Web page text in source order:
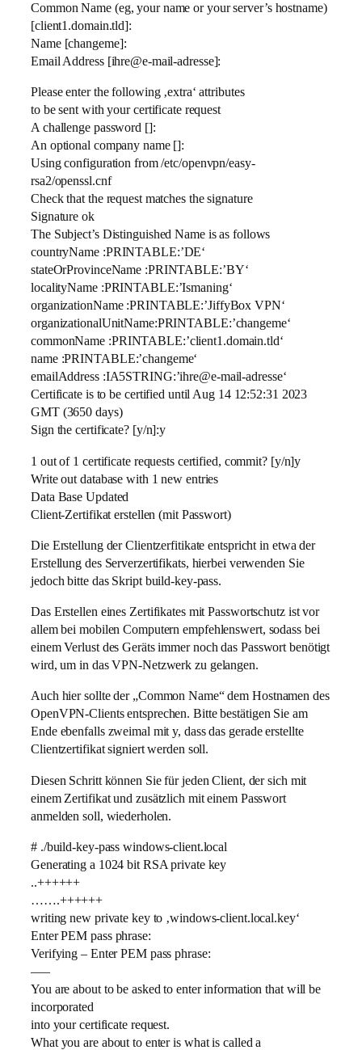
Common Name (eg, your name or your server’s hostname)
[client1.domain.tld]:
Name [changeme]:
Email Address [ihre@e-mail-adresse]:
Please enter the following ‚extra‘ attributes
to be sent with your certificate request
A challenge password []:
An optional company name []:
Using configuration from /etc/openvpn/easy-
rsa2/openssl.cnf
Check that the request matches the signature
Signature ok
The Subject’s Distinguished Name is as follows
countryName :PRINTABLE:’DE‘
stateOrProvinceName :PRINTABLE:’BY‘
localityName :PRINTABLE:’Ismaning‘
organizationName :PRINTABLE:’JiffyBox VPN‘
organizationalUnitName:PRINTABLE:’changeme‘
commonName :PRINTABLE:’client1.domain.tld‘
name :PRINTABLE:’changeme‘
emailAddress :IA5STRING:’ihre@e-mail-adresse‘
Certificate is to be certified until Aug 14 12:52:31 2023
GMT (3650 days)
Sign the certificate? [y/n]:y
1 out of 1 certificate requests certified, commit? [y/n]y
Write out database with 1 new entries
Data Base Updated
Client-Zertifikat erstellen (mit Passwort)
Die Erstellung der Clientzerfitikate entspricht in etwa der
Erstellung des Serverzertifikats, hierbei verwenden Sie
jedoch bitte das Skript build-key-pass.
Das Erstellen eines Zertifikates mit Passwortschutz ist vor
allem bei mobilen Computern empfehlenswert, sodass bei
einem Verlust des Geräts immer noch das Passwort benötigt
wird, um in das VPN-Netzwerk zu gelangen.
Auch hier sollte der „Common Name“ dem Hostnamen des
OpenVPN-Clients entsprechen. Bitte bestätigen Sie am
Ende ebenfalls zweimal mit y, dass das gerade erstellte
Clientzertifikat signiert werden soll.
Diesen Schritt können Sie für jeden Client, der sich mit
einem Zertifikat und zusätzlich mit einem Passwort
anmelden soll, wiederholen.
# ./build-key-pass windows-client.local
Generating a 1024 bit RSA private key
..++++++
…….++++++
writing new private key to ‚windows-client.local.key‘
Enter PEM pass phrase:
Verifying – Enter PEM pass phrase:
—–
You are about to be asked to enter information that will be
incorporated
into your certificate request.
What you are about to enter is what is called a